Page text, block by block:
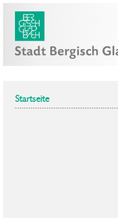
Startseite